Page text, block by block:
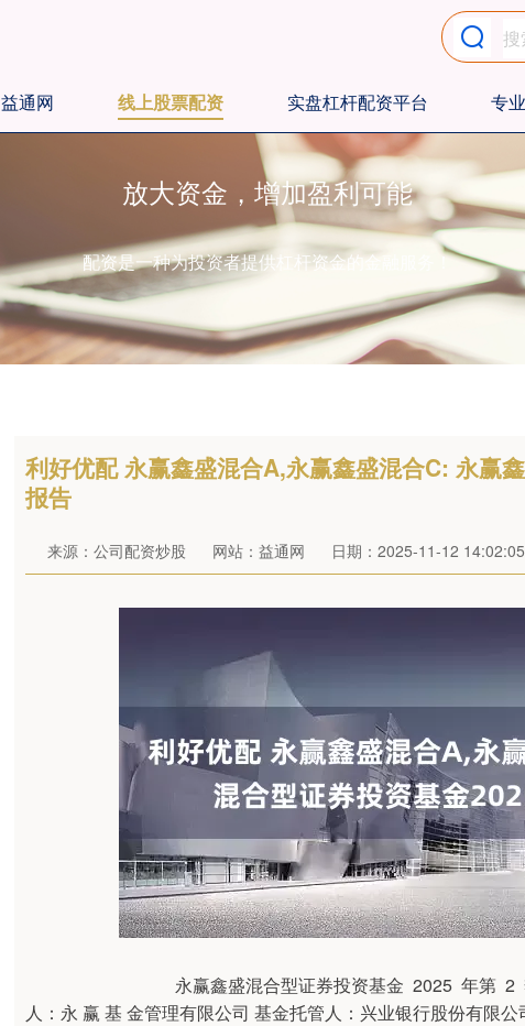
益通网 线上股票配资 实盘杠杆配资平台 专
放大资金，增加盈利可能
配资是一种为投资者提供杠杆资金的金融服务！
利好优配 永赢鑫盛混合A,永赢鑫盛混合C: 永赢
报告
来源：公司配资炒股 网站：益通网 日期：2025-11-12 14:02:05
永赢鑫盛混合型证券投资基金 2025 年第 2 季度报
人：永 赢 基 金管理有限公司 基金托管人：兴业银行股份有